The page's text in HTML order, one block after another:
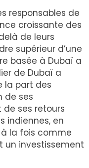
responsables de
croissante des
de leurs
supérieur d’une
basée à Dubaï a
de Dubaï a
la part des
de ses
ses retours
indiennes, en
la fois comme
un investissement